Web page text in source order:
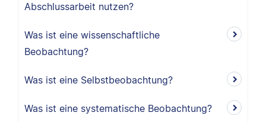
Abschlussarbeit nutzen?
Was ist eine wissenschaftliche
Beobachtung?
Was ist eine Selbstbeobachtung?
Was ist eine systematische Beobachtung?